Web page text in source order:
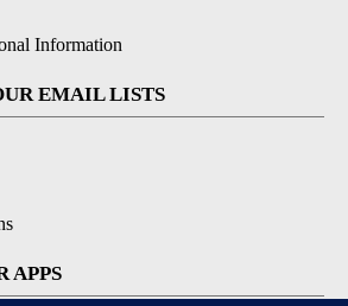
Information
EMAIL LISTS
APPS